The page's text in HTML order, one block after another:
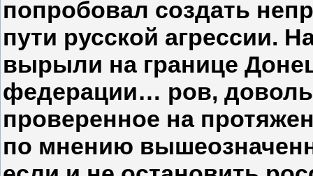
попробовал создать
пути русской агрессии.
вырыли на границе
федерации… ров,
проверенное на
по мнению